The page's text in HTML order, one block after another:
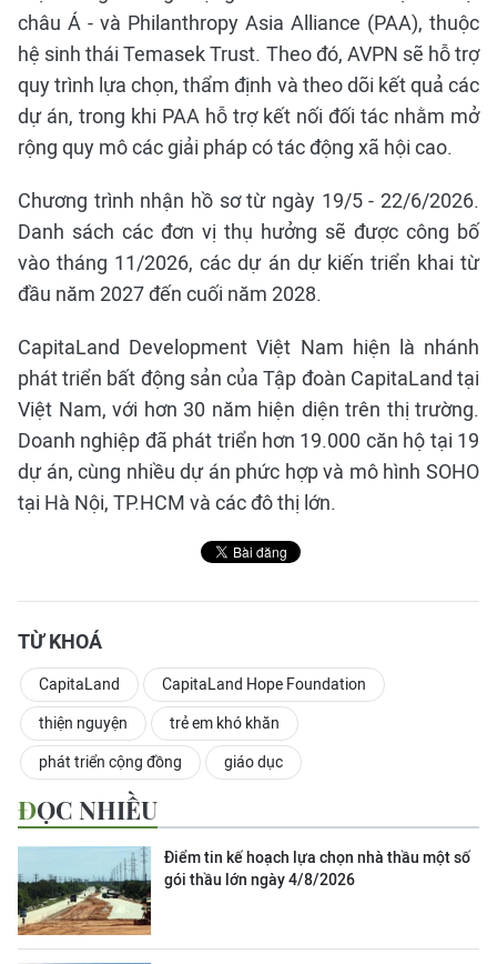
châu Á - và Philanthropy Asia Alliance (PAA), thuộc
hệ sinh thái Temasek Trust. Theo đó, AVPN sẽ hỗ trợ
quy trình lựa chọn, thẩm định và theo dõi kết quả các
dự án, trong khi PAA hỗ trợ kết nối đối tác nhằm mở
rộng quy mô các giải pháp có tác động xã hội cao.
Chương trình nhận hồ sơ từ ngày 19/5 - 22/6/2026.
Danh sách các đơn vị thụ hưởng sẽ được công bố
vào tháng 11/2026, các dự án dự kiến triển khai từ
đầu năm 2027 đến cuối năm 2028.
CapitaLand Development Việt Nam hiện là nhánh
phát triển bất động sản của Tập đoàn CapitaLand tại
Việt Nam, với hơn 30 năm hiện diện trên thị trường.
Doanh nghiệp đã phát triển hơn 19.000 căn hộ tại 19
dự án, cùng nhiều dự án phức hợp và mô hình SOHO
tại Hà Nội, TP.HCM và các đô thị lớn.
TỪ KHOÁ
CapitaLand CapitaLand Hope Foundation
thiện nguyện trẻ em khó khăn
phát triển cộng đồng giáo dục
ĐỌC NHIỀU
Điểm tin kế hoạch lựa chọn nhà thầu một số
gói thầu lớn ngày 4/8/2026